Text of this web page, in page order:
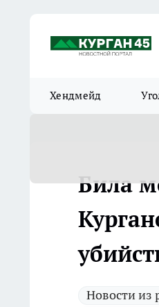
Хендмейд
Била
Новости из